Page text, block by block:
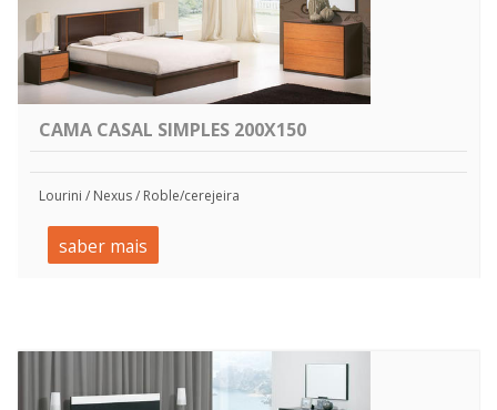
CAMA CASAL SIMPLES 200X150
Lourini / Nexus / Roble/cerejeira
saber mais